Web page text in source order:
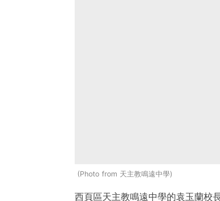
Photo from 天主教鳴遠中學
西頁區天主教鳴遠中學的袁玉蘭校